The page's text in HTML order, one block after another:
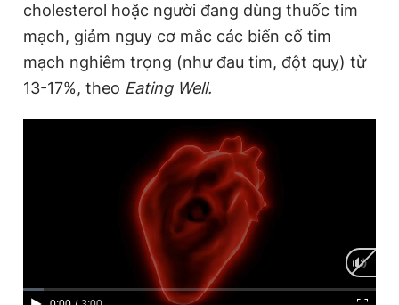
cholesterol hoặc người đang dùng thuốc tim
mạch, giảm nguy cơ mắc các biến cố tim
mạch nghiêm trọng (như đau tim, đột quỵ) từ
13-17%, theo Eating Well.